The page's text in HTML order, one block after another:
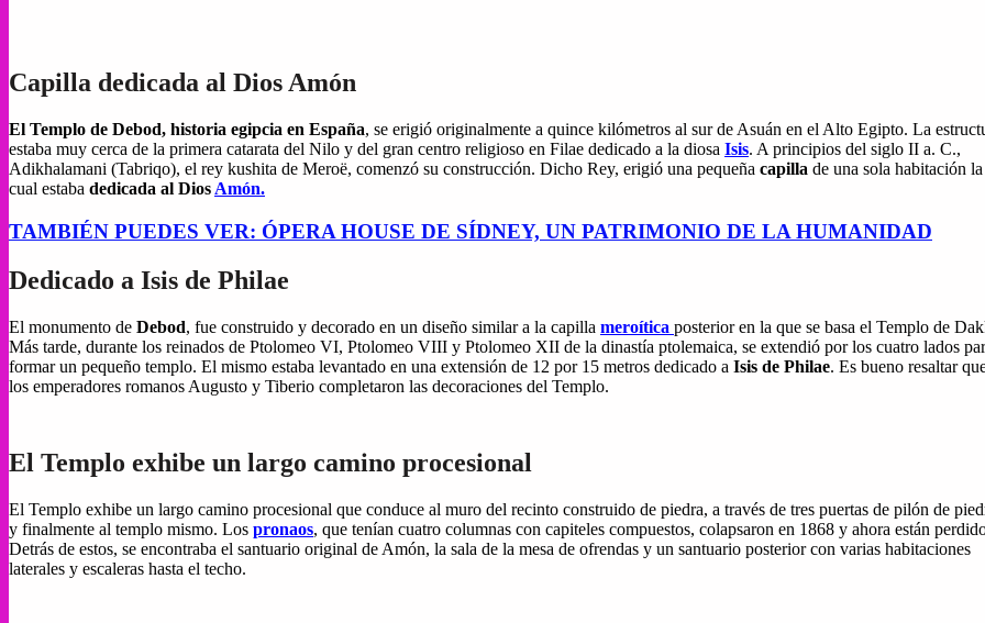
Capilla dedicada al Dios Amón
El Templo de Debod, historia egipcia en España, se erigió originalmente a quince kilómetros al sur de Asuán en el Alto Egipto. La
estaba muy cerca de la primera catarata del Nilo y del gran centro religioso en Filae dedicado a la diosa Isis. A principios del siglo II a. C.,
Adikhalamani (Tabriqo), el rey kushita de Meroë, comenzó su construcción. Dicho Rey, erigió una pequeña capilla de una sola habitación la
cual estaba dedicada al Dios Amón.
TAMBIÉN PUEDES VER: ÓPERA HOUSE DE SÍDNEY, UN PATRIMONIO DE LA HUMANIDAD
Dedicado a Isis de Philae
El monumento de Debod, fue construido y decorado en un diseño similar a la capilla meroítica posterior en la que se basa el Templo de
Más tarde, durante los reinados de Ptolomeo VI, Ptolomeo VIII y Ptolomeo XII de la dinastía ptolemaica, se extendió por los cuatro lados
formar un pequeño templo. El mismo estaba levantado en una extensión de 12 por 15 metros dedicado a Isis de Philae. Es bueno resaltar
los emperadores romanos Augusto y Tiberio completaron las decoraciones del Templo.
El Templo exhibe un largo camino procesional
El Templo exhibe un largo camino procesional que conduce al muro del recinto construido de piedra, a través de tres puertas de pilón de
y finalmente al templo mismo. Los pronaos, que tenían cuatro columnas con capiteles compuestos, colapsaron en 1868 y ahora están
Detrás de estos, se encontraba el santuario original de Amón, la sala de la mesa de ofrendas y un santuario posterior con varias habitaciones
laterales y escaleras hasta el techo.